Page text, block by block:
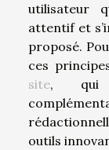
utilisateur
attentif et
proposé.
ces
site, qui
outils